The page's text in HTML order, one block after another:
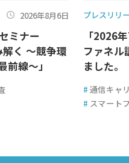
2026年8月6日
ミナー
解く ～競争環
線～」
プレスリリ
「2026
ファネル
ました。
# 通信キャ
# スマート